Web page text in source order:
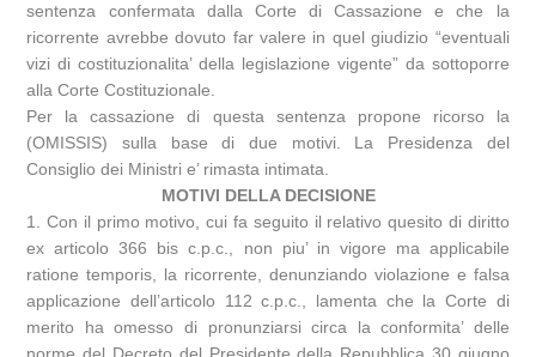
sentenza confermata dalla Corte di Cassazione e che la
ricorrente avrebbe dovuto far valere in quel giudizio “eventuali
vizi di costituzionalita’ della legislazione vigente” da sottoporre
alla Corte Costituzionale.
Per la cassazione di questa sentenza propone ricorso la
(OMISSIS) sulla base di due motivi. La Presidenza del
Consiglio dei Ministri e’ rimasta intimata.
MOTIVI DELLA DECISIONE
1. Con il primo motivo, cui fa seguito il relativo quesito di diritto
ex articolo 366 bis c.p.c., non piu’ in vigore ma applicabile
ratione temporis, la ricorrente, denunziando violazione e falsa
applicazione dell’articolo 112 c.p.c., lamenta che la Corte di
merito ha omesso di pronunziarsi circa la conformita’ delle